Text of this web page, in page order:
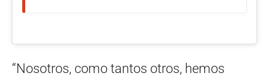
“Nosotros, como tantos otros, hemos